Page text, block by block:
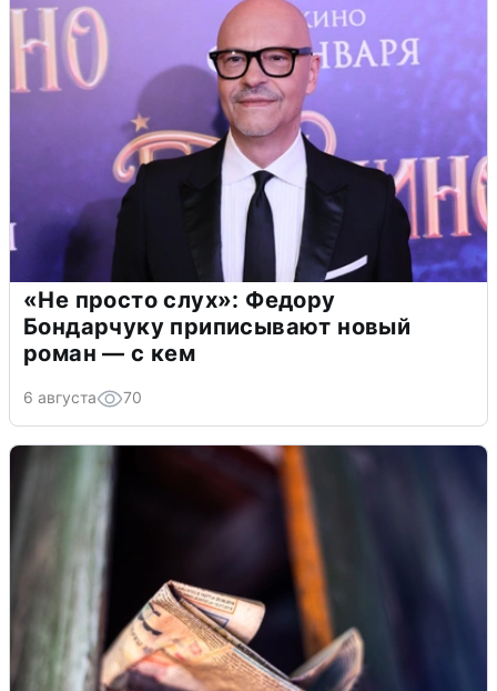
«Не просто слух»: Федору
Бондарчуку приписывают новый
роман — с кем
6 августа 70